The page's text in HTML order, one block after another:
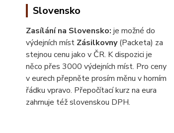
Slovensko
Zasílání na Slovensko: je možné do
výdejních míst Zásilkovny(Packeta) za
stejnou cenu jako v ČR. K dispozici je
něco přes 3000 výdejních míst. Pro ceny
v eurech přepněte prosím měnu v horním
řádku vpravo. Přepočítací kurz na eura
zahrnuje též slovenskou DPH.